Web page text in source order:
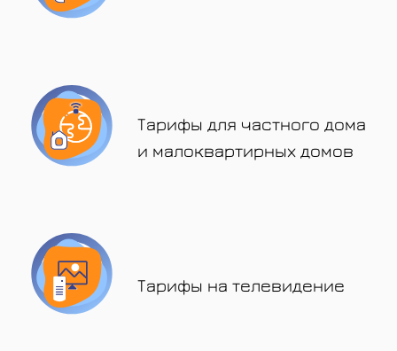
Тарифы для частного дома
и малоквартирных домов
Тарифы на телевидение